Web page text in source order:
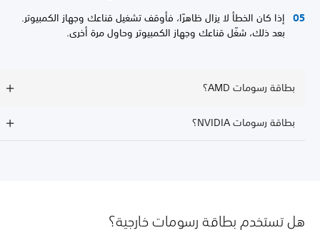
إذا كان الخطأ لا يزال ظاهرًا، فأوقف تشغيل قناعك وجهاز الكمبيوتر.
بعد ذلك، شغّل قناعك وجهاز الكمبيوتر وحاول مرة أخرى.
بطاقة رسومات AMD؟
بطاقة رسومات NVIDIA؟
هل تستخدم بطاقة رسومات خارجية؟